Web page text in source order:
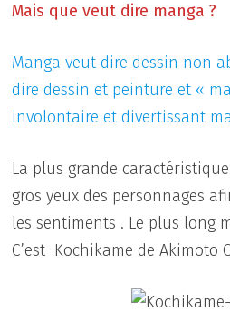
Mais que veut dire manga ?
Manga veut dire dessin non
dire dessin et peinture et «
involontaire et divertissant
La plus grande
gros yeux des personnages
les sentiments . Le plus long
C’est Kochikame de Akimoto